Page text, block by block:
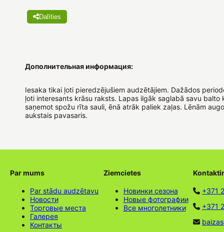
Dalīties
Дополнительная информация:
Iesaka tikai ļoti pieredzējušiem audzētājiem. Dažādos
ļoti interesants krāsu raksts. Lapas ilgāk saglabā savu balto
saņemot spožu rīta sauli, ēnā atrāk paliek zaļas. Lēnām
aukstais pavasaris.
Par mums
Par stādu audzētavu
Новости
Торговые места
Галерея
Контакты
Ziemcietes
Новинки сезона
Новые фотографии
Все многолетники
+371
+371